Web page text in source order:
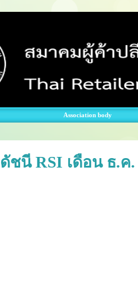
Association body
ดัชนี RSI เดือน ธ.ค